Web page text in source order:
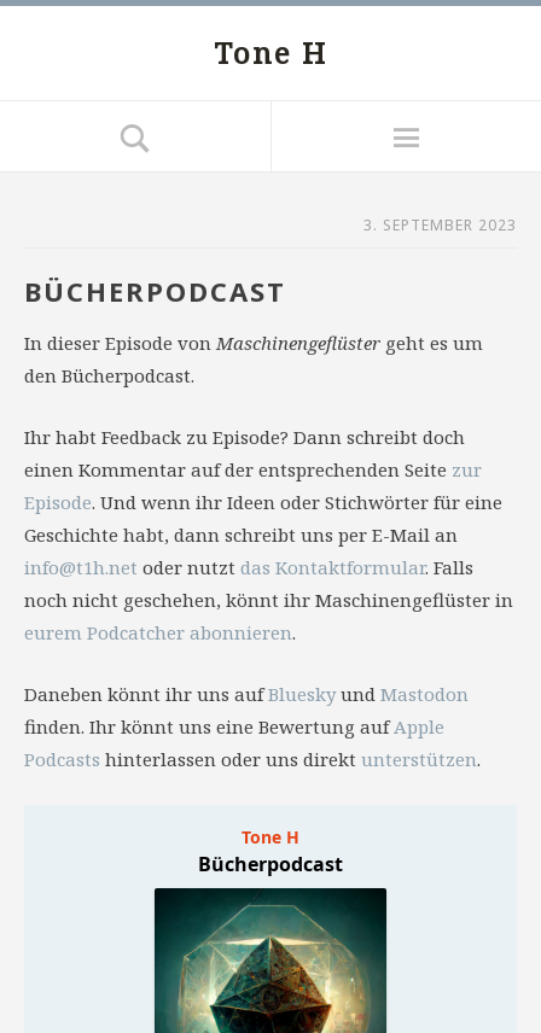
Tone H
3. SEPTEMBER 2023
BÜCHERPODCAST
In dieser Episode vonMaschinengeflüster geht es um
den Bücherpodcast.
Ihr habt Feedback zu Episode? Dann schreibt doch
einen Kommentar auf der entsprechenden Seite zur
Episode. Und wenn ihr Ideen oder Stichwörter für eine
Geschichte habt, dann schreibt uns per E-Mail an
info@t1h.net oder nutzt das Kontaktformular. Falls
noch nicht geschehen, könnt ihr Maschinengeflüster in
eurem Podcatcher abonnieren.
Daneben könnt ihr uns aufBlueskyund Mastodon
finden. Ihr könnt uns eine Bewertung aufApple
Podcasts hinterlassen oder uns direkt unterstützen.